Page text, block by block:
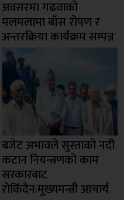
अवसरमा गढवाको
मलमलामा बाँस रोपण र
अन्तरक्रिया कार्यक्रम सम्पन्न
बजेट अभावले सुस्ताको नदी
कटान नियन्त्रणको काम
सरकारबाट
रोकिँदैन:मुख्यमन्त्री आचार्य